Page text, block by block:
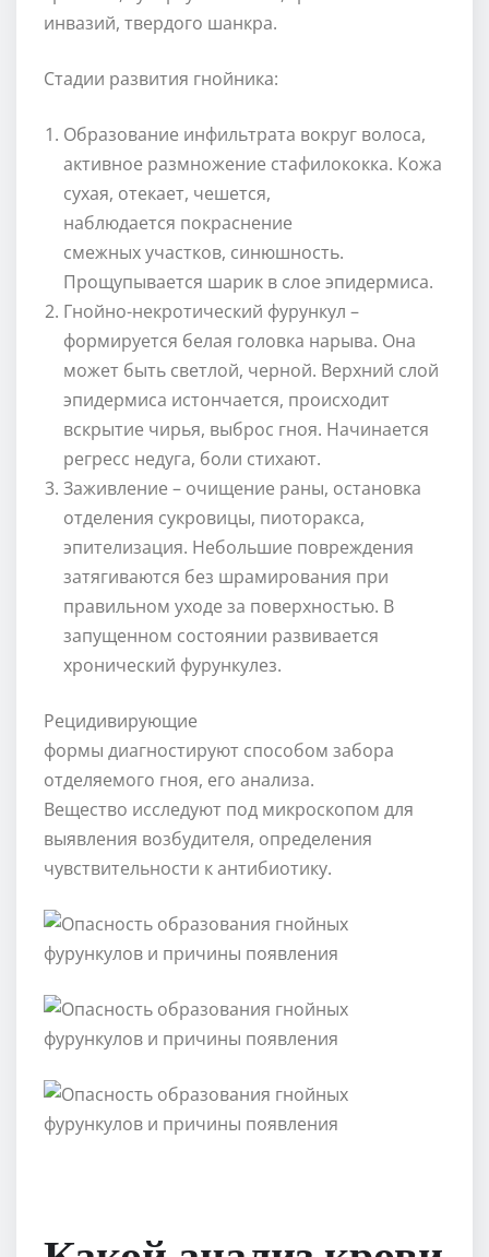
инвазий, твердого шанкра.
Стадии развития гнойника:
Образование инфильтрата вокруг волоса,
активное размножение стафилококка. Кожа
сухая, отекает, чешется,
наблюдается покраснение
смежных участков, синюшность.
Прощупывается шарик в слое эпидермиса.
Гнойно-некротический фурункул –
формируется белая головка нарыва. Она
может быть светлой, черной. Верхний слой
эпидермиса истончается, происходит
вскрытие чирья, выброс гноя. Начинается
регресс недуга, боли стихают.
Заживление – очищение раны, остановка
отделения сукровицы, пиоторакса,
эпителизация. Небольшие повреждения
затягиваются без шрамирования при
правильном уходе за поверхностью. В
запущенном состоянии развивается
хронический фурункулез.
Рецидивирующие
формы диагностируют способом забора
отделяемого гноя, его анализа.
Вещество исследуют под микроскопом для
выявления возбудителя, определения
чувствительности к антибиотику.